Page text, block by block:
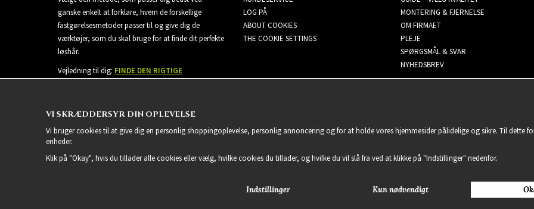
ganske enkelt at forklare, hvem de forskellige
fastgørelsesmetoder passer til og give dig de
værktøjer, som du skal bruge for at finde dit perfekte
løshår.
Vejledning til dig: FINDE DEN RIGTIGE
LOG PÅ
ABOUT COOKIES
THE COOKIE SETTINGS
MONTERING & FJERNELSE
OM FIRMAET
PLEJE
SPØRGSMÅL & SVAR
NYHEDSBREV
2021 Delightful Hair
VI SKRÆDDERSYR DIN OPLEVELSE
Vi bruger cookies til at give dig en personlig shoppingoplevelse, personlig annoncering og for at holde vores hjemmesider pålidelige og sikre. Til dette
enheder.
Klik på "Okay", hvis du tillader alle cookies eller vælg, hvilke cookies du tillader, og hvilke du vil slå fra ved at klikke på "Indstillinger" nedenfor.
Indstillinger Kun nødvendigt